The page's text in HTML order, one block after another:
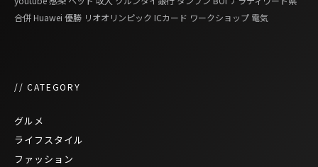
合併Huawei 優勝 リオオリンピック ICカード ワークショップ 電気
// CATEGORY
グルメ
ライフスタイル
ファッション